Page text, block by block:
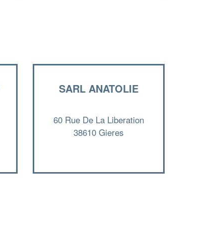
SARL ANATOLIE
60 Rue De La Liberation
38610 Gieres
professionnel ?
Augmentez votrechiffre d'affaires
nouveaux clients!